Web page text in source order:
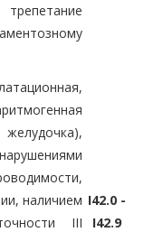
наличием
III
I42.0 -
I42.9